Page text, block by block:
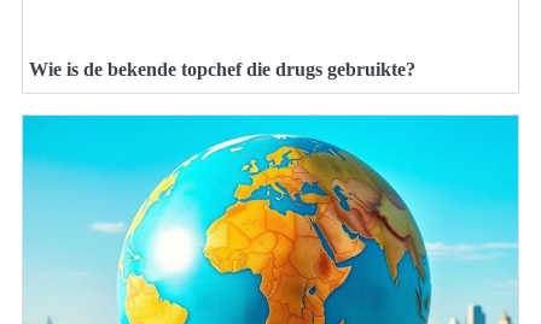
Wie is de bekende topchef die drugs gebruikte?